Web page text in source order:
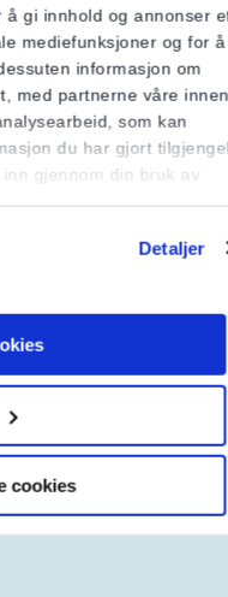
gi innhold og annonser
mediefunksjoner og for å
informasjon om
med partnerne våre innen
som kan
du har gjort
gjennom din bruk av
Detaljer
cookies
koble ut
en jordfeil i det
av de tilkoblede
overordnet
mens i andre er
Da har hver enkelt